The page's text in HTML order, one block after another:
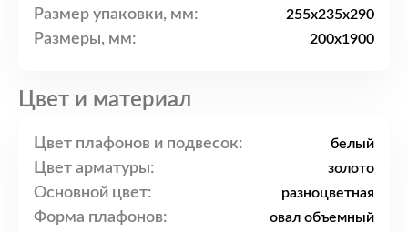
Размер упаковки, мм: 255x235x290
Размеры, мм: 200x1900
Цвет и материал
Цвет плафонов и подвесок: белый
Цвет арматуры: золото
Основной цвет: разноцветная
Форма плафонов: овал объемный